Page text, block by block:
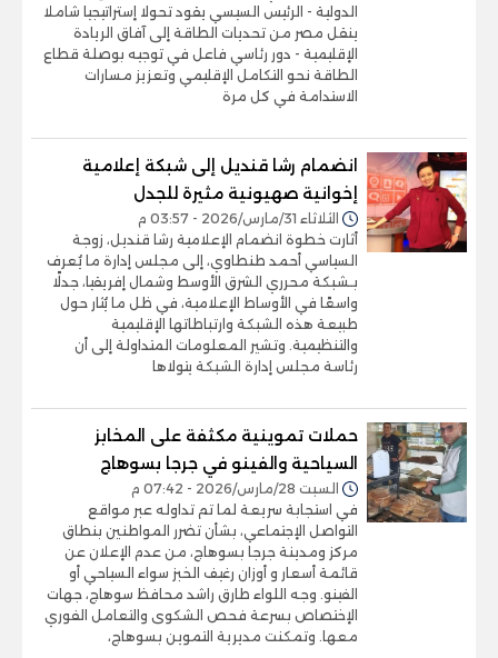
الدولية - الرئيس السيسي يقود تحولا إستراتيجيا شاملا
ينقل مصر من تحديات الطاقة إلى آفاق الريادة
الإقليمية - دور رئاسي فاعل في توجيه بوصلة قطاع
الطاقة نحو التكامل الإقليمي وتعزيز مسارات
الاستدامة في كل مرة
انضمام رشا قنديل إلى شبكة إعلامية
إخوانية صهيونية مثيرة للجدل
الثلاثاء 31/مارس/2026 - 03:57 م
أثارت خطوة انضمام الإعلامية رشا قنديل، زوجة
السياسي أحمد طنطاوي، إلى مجلس إدارة ما يُعرف
بـشبكة محرري الشرق الأوسط وشمال إفريقيا، جدلًا
واسعًا في الأوساط الإعلامية، في ظل ما يُثار حول
طبيعة هذه الشبكة وارتباطاتها الإقليمية
والتنظيمية. وتشير المعلومات المتداولة إلى أن
رئاسة مجلس إدارة الشبكة يتولاها
حملات تموينية مكثفة على المخابز
السياحية والفينو في جرجا بسوهاج
السبت 28/مارس/2026 - 07:42 م
في استجابة سريعة لما تم تداوله عبر مواقع
التواصل الإجتماعي، بشأن تضرر المواطنين بنطاق
مركز ومدينة جرجا بسوهاج، من عدم الإعلان عن
قائمة أسعار و أوزان رغيف الخبز سواء السياحي أو
الفينو. وجه اللواء طارق راشد محافظ سوهاج، جهات
الإختصاص بسرعة فحص الشكوى والتعامل الفوري
معها. وتمكنت مديرية التموين بسوهاج،